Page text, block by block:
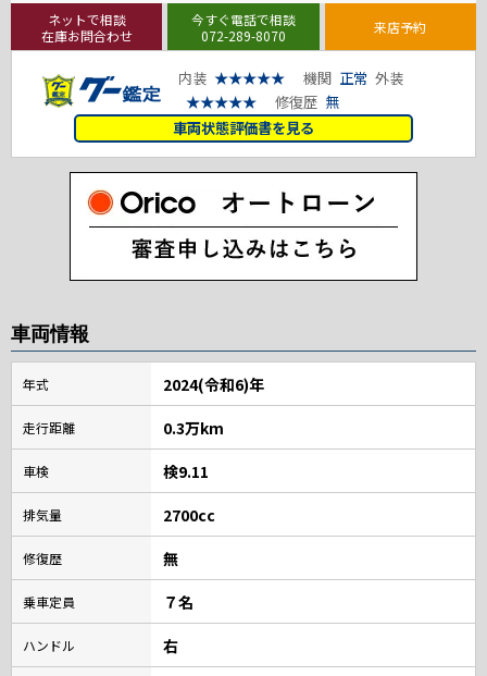
ネットで相談
在庫お問合わせ
今すぐ電話で相談
072-289-8070
来店予約
内装 ★★★★★ 機関 正常 外装
★★★★★
修復歴 無
車両状態評価書を見る
車両情報
年式 2024(令和6)年
走行距離 0.3万km
車検 検9.11
排気量 2700cc
修復歴 無
乗車定員 ７名
ハンドル 右